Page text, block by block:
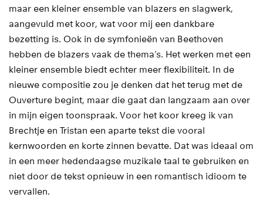
maar een kleiner ensemble van blazers en slagwerk,
aangevuld met koor, wat voor mij een dankbare
bezetting is. Ook in de symfonieën van Beethoven
hebben de blazers vaak de thema’s. Het werken met een
kleiner ensemble biedt echter meer flexibiliteit. In de
nieuwe compositie zou je denken dat het terug met de
Ouverture begint, maar die gaat dan langzaam aan over
in mijn eigen toonspraak. Voor het koor kreeg ik van
Brechtje en Tristan een aparte tekst die vooral
kernwoorden en korte zinnen bevatte. Dat was ideaal om
in een meer hedendaagse muzikale taal te gebruiken en
niet door de tekst opnieuw in een romantisch idioom te
vervallen.